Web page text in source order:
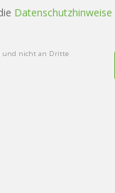
Datenschutzhinweise
und nicht an Dritte